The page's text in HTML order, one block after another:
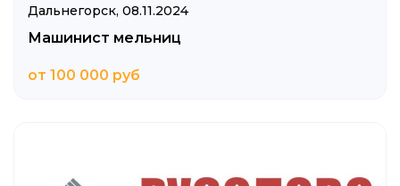
Дальнегорск, 08.11.2024
Машинист мельниц
от 100 000 руб